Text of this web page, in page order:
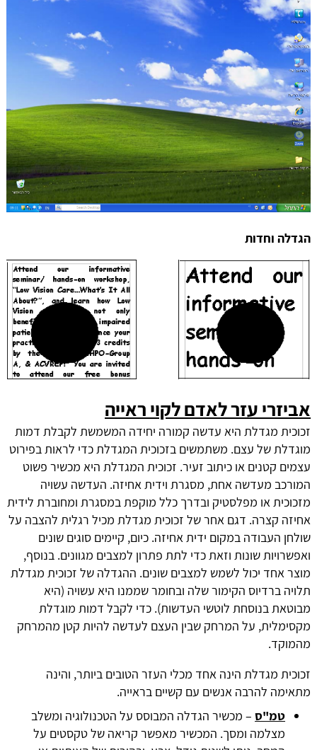
הגדלה וחדות
אביזרי עזר לאדם לקוי ראייה
זכוכית מגדלת היא עדשה קמורה יחידה המשמשת לקבלת דמות
מוגדלת של עצם. משתמשים בזכוכית המגדלת כדי לראות בפירוט
עצמים קטנים או כיתוב זעיר. זכוכית המגדלת היא מכשיר פשוט
המורכב מעדשה אחת, מסגרת וידית אחיזה. העדשה עשויה
מזכוכית או מפלסטיק ובדרך כלל מוקפת במסגרת ומחוברת לידית
אחיזה קצרה. דגם אחר של זכוכית מגדלת מכיל רגלית להצבה על
שולחן העבודה במקום ידית אחיזה. כיום, קיימים סוגים שונים
ואפשרויות שונות וזאת כדי לתת פתרון למצבים מגוונים. בנוסף,
מוצר אחד יכול לשמש למצבים שונים. ההגדלה של זכוכית מגדלת
תלויה ברדיוס הקימור שלה ובחומר שממנו היא עשויה (היא
מבוטאת בנוסחת לוטשי העדשות). כדי לקבל דמות מוגדלת
מקסימלית, על המרחק שבין העצם לעדשה להיות קטן מהמרחק
מהמוקד.
זכוכית מגדלת הינה אחד מכלי העזר הטובים ביותר, והינה
מתאימה להרבה אנשים עם קשיים בראייה.
טמ"ס– מכשיר הגדלה המבוסס על הטכנולוגיה ומשלב
מצלמה ומסך. המכשיר מאפשר קריאה של טקסטים על